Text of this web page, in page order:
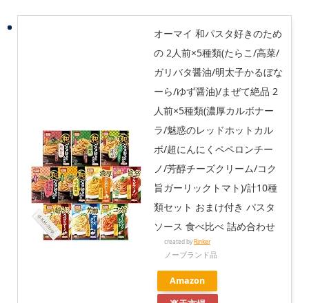
オーマイ 和パスタ好きのため
の 2人前×5種類(たらこ/高菜/
ガリバタ醤油/明太子かるぼな
ーら/ゆず醤油)/まぜて絶品 2
人前×5種類(濃厚カルボナー
ラ/魅惑のレッドホットカル
ボ/超にんにくペペロンチー
ノ/芳醇チーズクリーム/コク
旨ガーリックトマト)/計10種
類セット おまけ付き パスタ
ソース 食べ比べ 詰め合わせ
created byRinker
ノーブランド品
Amazon